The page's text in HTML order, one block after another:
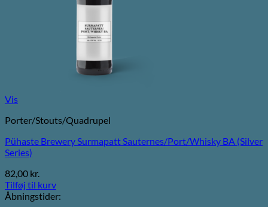
Vis
Porter/Stouts/Quadrupel
Pühaste Brewery Surmapatt Sauternes/Port/Whisky BA (Silver
Series)
82,00 kr.
Tilføj til kurv
Åbningstider: